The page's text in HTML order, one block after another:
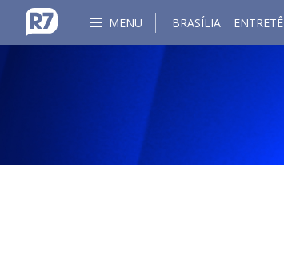
MENU BRASÍLIA ENTRETÊ